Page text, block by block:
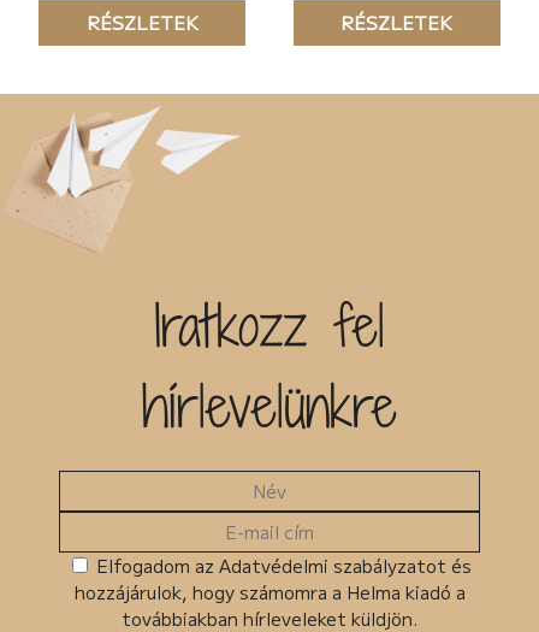
RÉSZLETEK
RÉSZLETEK
Iratkozz fel
hírlevelünkre
Elfogadom az Adatvédelmi szabályzatot és
hozzájárulok, hogy számomra a Helma kiadó a
továbbiakban hírleveleket küldjön.